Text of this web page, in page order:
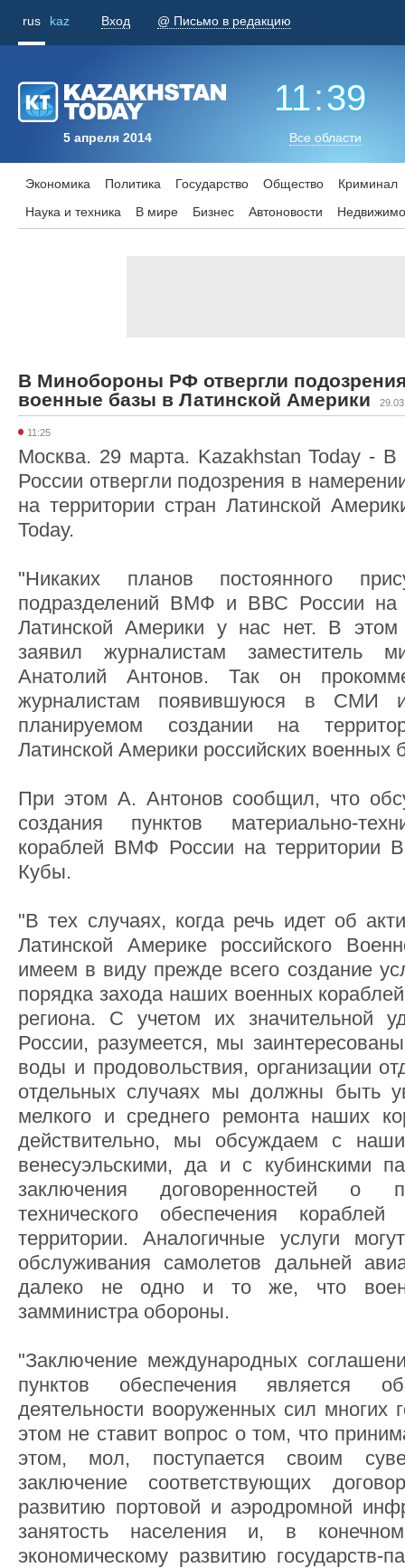
rus kaz Вход @ Письмо в редакцию
5 апреля 2014
11:39
Все области
Экономика Политика Государство Общество
Криминал
Наука и техника
В мире Бизнес Aвтоновости
В Минобороны РФ отвергли
военные базы в Латинской Америки
11:25
Москва. 29 марта. Kazakhstan Today - В
России отвергли подозрения в
на территории стран Латинской
Today.
"Никаких планов постоянного
подразделений ВМФ и ВВС России на
Латинской Америки у нас нет. В этом
заявил журналистам заместитель
Анатолий Антонов. Так он
журналистам появившуюся в СМИ
планируемом создании на
Латинской Америки российских военных
При этом А. Антонов сообщил, что
создания пунктов материально-
кораблей ВМФ России на территории
Кубы.
"В тех случаях, когда речь идет об
Латинской Америке российского
имеем в виду прежде всего создание
порядка захода наших военных
региона. С учетом их значительной
России, разумеется, мы
воды и продовольствия, организации
отдельных случаях мы должны быть
мелкого и среднего ремонта наших
действительно, мы обсуждаем с
венесуэльскими, да и с кубинскими
заключения договоренностей о
технического обеспечения
территории. Аналогичные услуги
обслуживания самолетов дальней
далеко не одно и то же, что
замминистра обороны.
"Заключение международных
пунктов обеспечения является
деятельности вооруженных сил многих
этом не ставит вопрос о том, что
этом, мол, поступается своим
заключение соответствующих
развитию портовой и аэродромной
занятость населения и, в конечном
экономическому развитию государств-